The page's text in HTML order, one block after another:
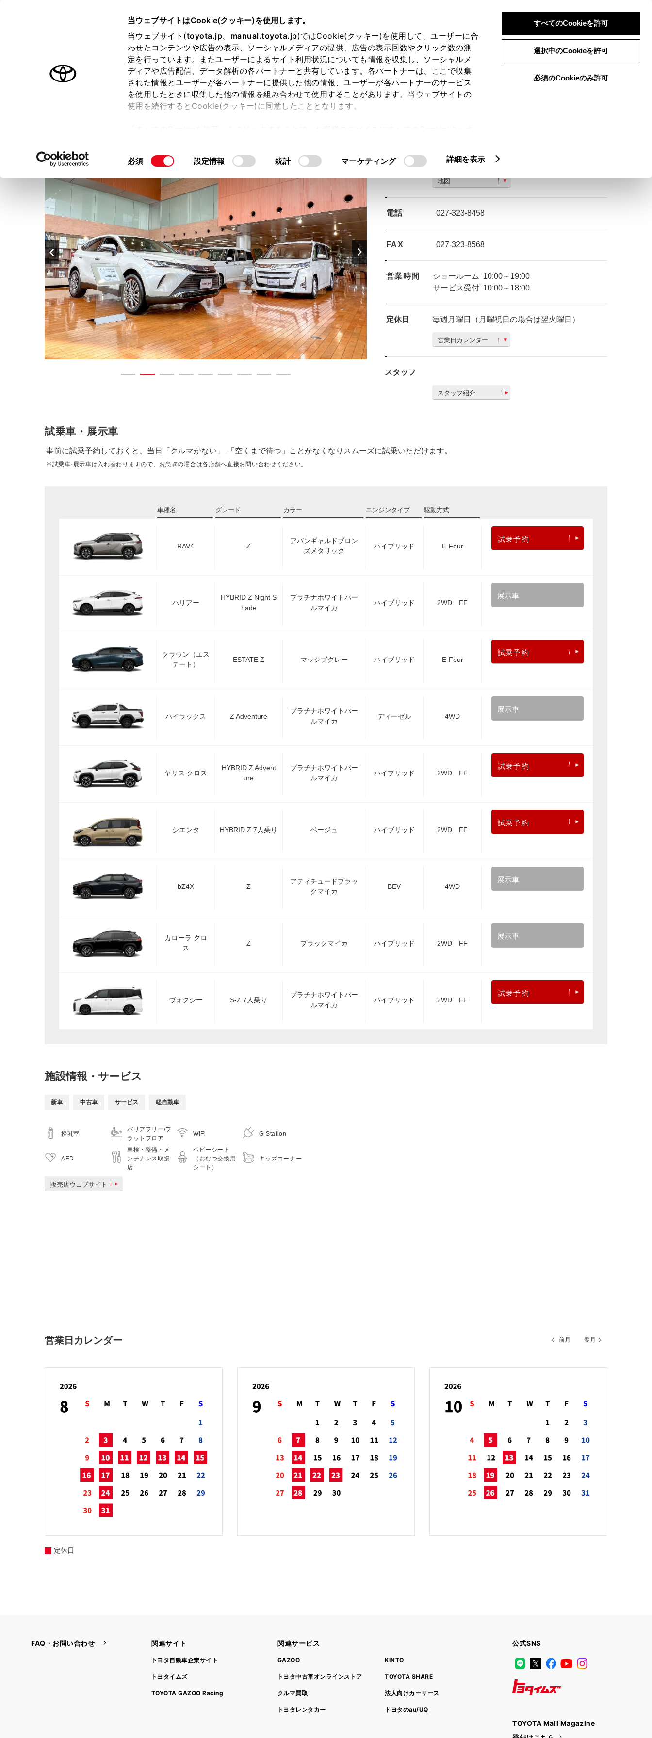
当ウェブサイトはCookie(クッキー)を使用します。
当ウェブサイト(toyota.jp、 manual.toyota.jp)ではCookie(クッキー)を使用して、ユーザーに合
わせたコンテンツや広告の表示、ソーシャルメディアの提供、広告の表示回数やクリック数の測
定を行っています。またユーザーによるサイト利用状況についても情報を収集し、ソーシャルメ
ディアや広告配信、データ解析の各パートナーと共有しています。各パートナーは、ここで収集
された情報とユーザーが各パートナーに提供した他の情報、ユーザーが各パートナーのサービス
を使用したときに収集した他の情報を組み合わせて使用することがあります。当ウェブサイトの
使用を続行するとCookie(クッキー)に同意したこととなります。
て」をご覧ください。
同
選
択
必須 設定情報 統計 マーケティング 詳細を表示
すべてのCookieを許可
選択中のCookieを許可
必須のCookieのみ許可
ログイン 検索 メニュー
オーナーサポート トピックス
店舗トップ スタッフ紹介 ご購入相談
住所 群馬県高崎市東町８０番地
地図
電話 027-323-8458
FAX 027-323-8568
営業時間 ショールーム
10:00～19:00
サービス受付 10:00～18:00
定休日 毎週月曜日（月曜祝日の場合は翌火曜日）
営業日カレンダー
スタッフ
スタッフ紹介
試乗車・展示車
事前に試乗予約しておくと、当日「クルマがない」·「空くまで待つ」ことがなくなりスムーズに試乗いただけます。
※試乗車·展示車は入れ替わりますので、お急ぎの場合は各店舗へ直接お問い合わせください。
車種名 グレード カラー エンジンタイプ 駆動方式
RAV4 Z
アバンギャルドブロン
ズメタリック
ハイブリッド E-Four
試乗予約
ハリアー
HYBRID Z Night S
hade
プラチナホワイトパー
ルマイカ
ハイブリッド 2WD FF
展示車
クラウン（エス
テート）
ESTATE Z マッシブグレー ハイブリッド E-Four
試乗予約
ハイラックス Z Adventure
プラチナホワイトパー
ルマイカ
ディーゼル 4WD
展示車
ヤリス クロス
HYBRID Z Advent
ure
プラチナホワイトパー
ルマイカ
ハイブリッド 2WD FF
試乗予約
シエンタ HYBRID Z 7人乗り ベージュ ハイブリッド 2WD FF
試乗予約
bZ4X Z
アティチュードブラッ
クマイカ
BEV 4WD
展示車
カローラ クロ
ス
Z ブラックマイカ ハイブリッド 2WD FF
展示車
ヴォクシー S-Z 7人乗り
プラチナホワイトパー
ルマイカ
ハイブリッド 2WD FF
試乗予約
施設情報・サービス
新車 中古車 サービス 軽自動車
授乳室
バリアフリー/フ
ラットフロア
WiFi G-Station
AED
車検・整備・メ
ンテナンス取扱
店
ベビーシート
（おむつ交換用
シート）
キッズコーナー
販売店ウェブサイト
営業日カレンダー 前月 翌月
定休日
FAQ・お問い合わせ 関連サイト
トヨタ自動車企業サイト
トヨタイムズ
TOYOTA GAZOO Racing
関連サービス
GAZOO
トヨタ中古車オンラインストア
クルマ買取
トヨタレンタカー
KINTO
TOYOTA SHARE
法人向けカーリース
トヨタのau/UQ
公式SNS
LINE
X FacebookYouTube
TOYOTA Mail Magazine